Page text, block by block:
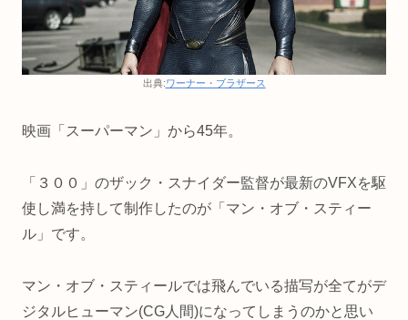
出典:ワーナー・ブラザース
映画「スーパーマン」から45年。
「３００」のザック・スナイダー監督が最新のVFXを駆
使し満を持して制作したのが「マン・オブ・スティー
ル」です。
マン・オブ・スティールでは飛んでいる描写が全てがデ
ジタルヒューマン(CG人間)になってしまうのかと思い